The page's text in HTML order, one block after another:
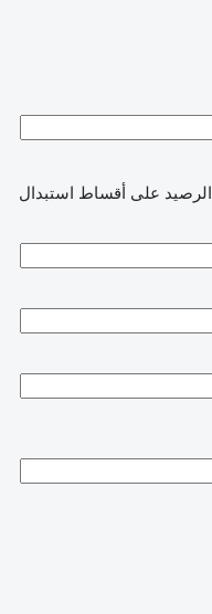
الرصيد على أقساط استبدال